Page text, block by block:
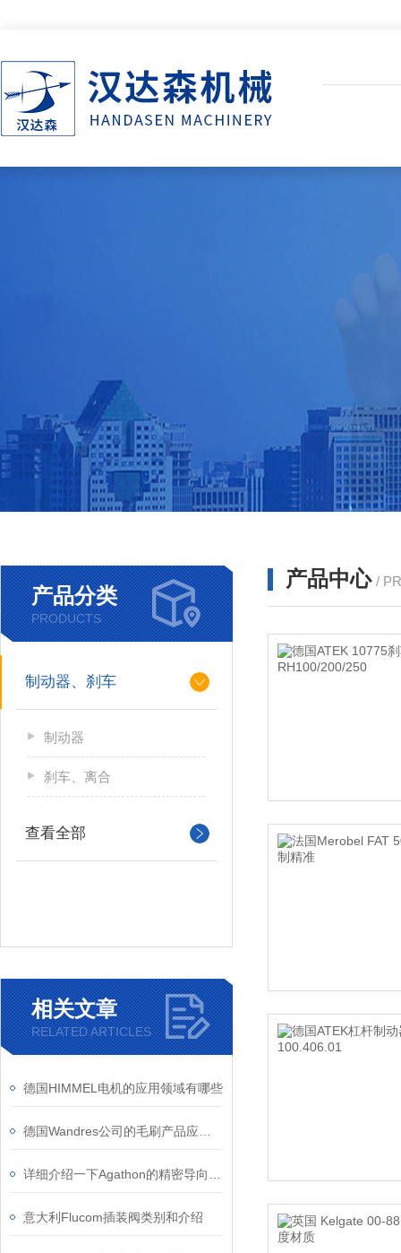
产品分类
PRODUCTS
制动器、刹车
制动器
刹车、离合
查看全部
相关文章
RELATED ARTICLES
德国HIMMEL电机的应用领域有哪些
意大利Flucom插装阀类别和介绍
产品中心 /